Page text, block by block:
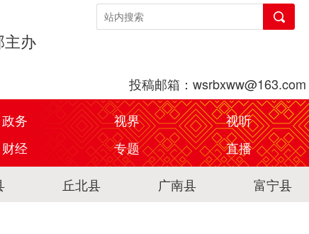
主办
投稿邮箱：wsrbxww@163.com
政务 视界
视听
财经 专题
直播
丘北县 广南县 富宁县